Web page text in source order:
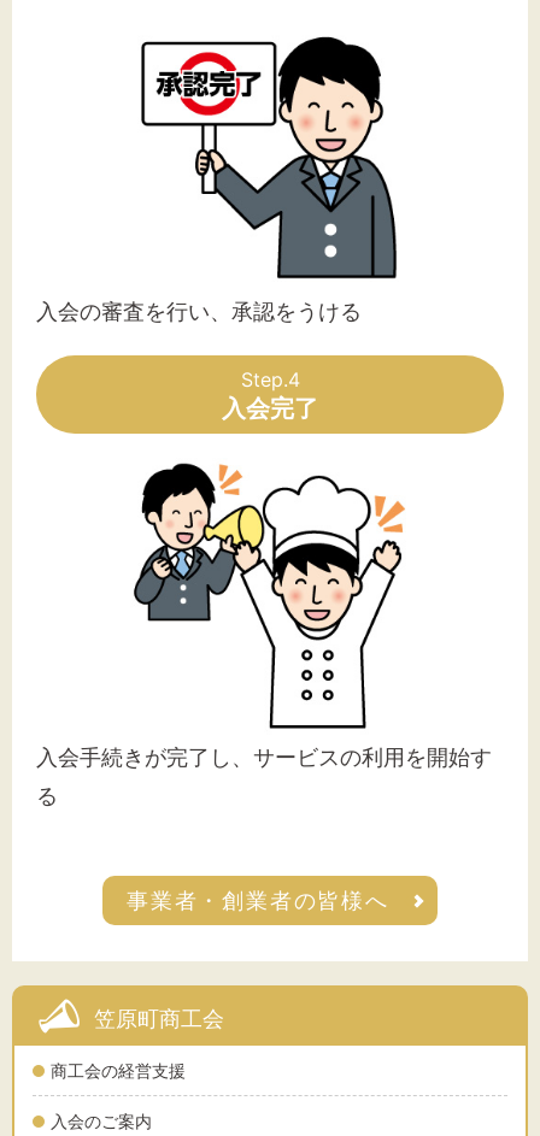
笠原町商工会
商工会の経営支援
入会のご案内
入会の審査を行い、承認をうける
Step.4
入会完了
入会手続きが完了し、サービスの利用を開始す
る
事業者・創業者の皆様へ